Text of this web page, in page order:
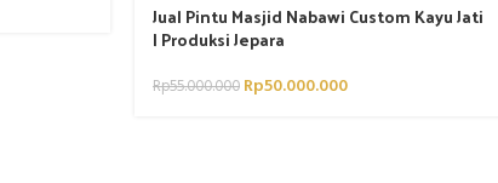
Jual Pintu Masjid Nabawi Custom Kayu Jati
| Produksi Jepara
Rp55.000.000 Rp50.000.000